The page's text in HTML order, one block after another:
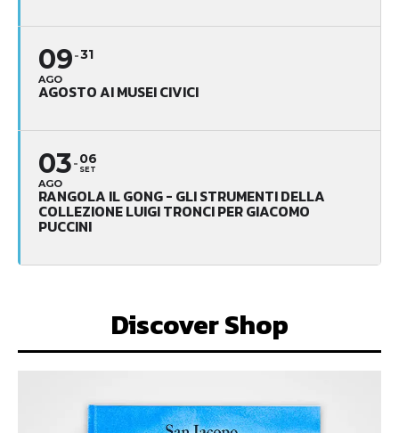
09
AGO
31
AGOSTO AI MUSEI CIVICI
03
AGO
06
SET
RANGOLA IL GONG - GLI STRUMENTI DELLA
COLLEZIONE LUIGI TRONCI PER GIACOMO
PUCCINI
Discover Shop